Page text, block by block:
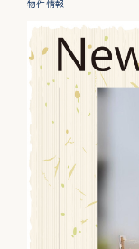
物件情報